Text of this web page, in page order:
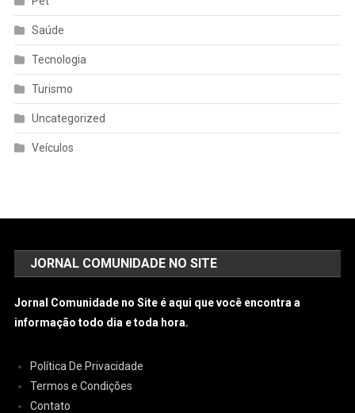
Saúde
Tecnologia
Turismo
Uncategorized
Veículos
JORNAL COMUNIDADE NO SITE
Jornal Comunidade no Site é aqui que você encontra a
informação todo dia e toda hora.
Política De Privacidade
Termos e Condições
Contato